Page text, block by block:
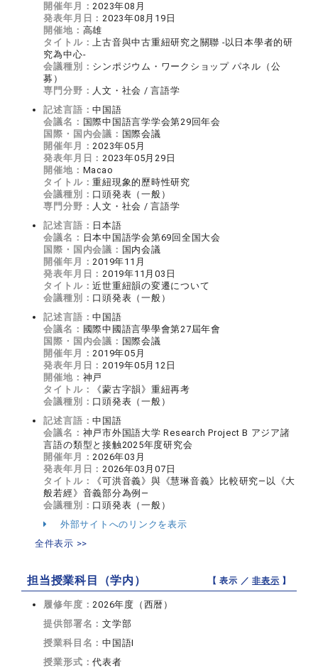
開催年月：2023年08月
発表年月日：2023年08月19日
開催地： 高雄
タイトル：上古音與中古重紐研究之關聯 -以日本學者的研
究為中心-
会議種別： シンポジウム・ワークショップ パネル（公
募）
専門分野： 人文・社会 / 言語学
記述言語：中国語
会議名： 国際中国語言学学会第29回年会
国際・国内会議： 国際会議
開催年月：2023年05月
発表年月日：2023年05月29日
開催地： Macao
タイトル：重紐現象的歷時性研究
会議種別： 口頭発表（一般）
専門分野： 人文・社会 / 言語学
記述言語： 日本語
会議名： 日本中国語学会第69回全国大会
国際・国内会議： 国内会議
開催年月：2019年11月
発表年月日：2019年11月03日
タイトル：近世重紐韻の変遷について
会議種別： 口頭発表（一般）
記述言語：中国語
会議名： 國際中國語言學學會第27屆年會
国際・国内会議： 国際会議
開催年月：2019年05月
発表年月日：2019年05月12日
開催地： 神戸
タイトル：
《蒙古字韻》重紐再考
会議種別： 口頭発表（一般）
記述言語：中国語
会議名： 神戸市外国語大学 Research Project B アジア諸
言語の類型と接触2025年度研究会
開催年月：2026年03月
発表年月日：2026年03月07日
タイトル：
《可洪音義》與《慧琳音義》比較研究―以《大
般若經》音義部分為例―
会議種別： 口頭発表（一般）
外部サイトへのリンクを表示
全件表示 >>
担当授業科目（学内） 【 表示 ／非表示 】
履修年度：2026年度（西暦）
提供部署名：文学部
授業科目名：中国語I
授業形式：代表者